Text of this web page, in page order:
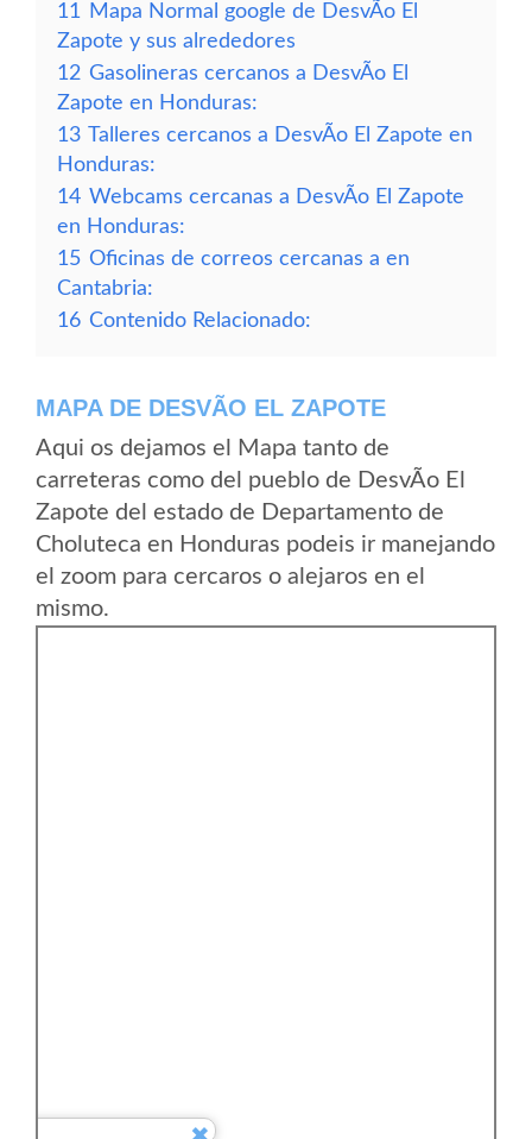
11
Mapa Normal google de DesvÃ­o El
Zapote y sus alrededores
12 Gasolineras cercanos a DesvÃ­o El
Zapote en Honduras:
13 Talleres cercanos a DesvÃ­o El Zapote en
Honduras:
14 Webcams cercanas a DesvÃ­o El Zapote
en Honduras:
15 Oficinas de correos cercanas a en
Cantabria:
16 Contenido Relacionado:
MAPA DE DESVÃ­O EL ZAPOTE
Aqui os dejamos el Mapa tanto de
carreteras como del pueblo de DesvÃ­o El
Zapote del estado de Departamento de
Choluteca en Honduras podeis ir manejando
el zoom para cercaros o alejaros en el
mismo.